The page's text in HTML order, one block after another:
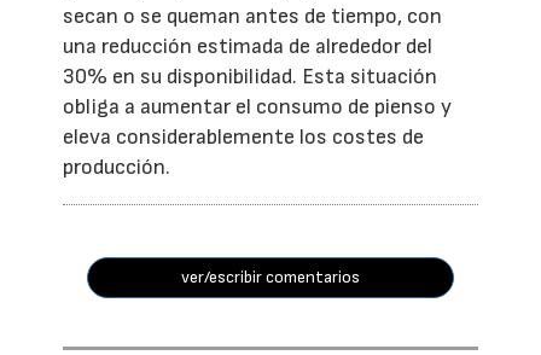
secan o se queman antes de tiempo, con
una reducción estimada de alrededor del
30% en su disponibilidad. Esta situación
obliga a aumentar el consumo de pienso y
eleva considerablemente los costes de
producción.
ver/escribir comentarios